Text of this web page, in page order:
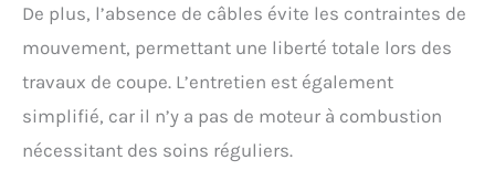
De plus, l’absence de câbles évite les contraintes de
mouvement, permettant une liberté totale lors des
travaux de coupe. L’entretien est également
simplifié, car il n’y a pas de moteur à combustion
nécessitant des soins réguliers.